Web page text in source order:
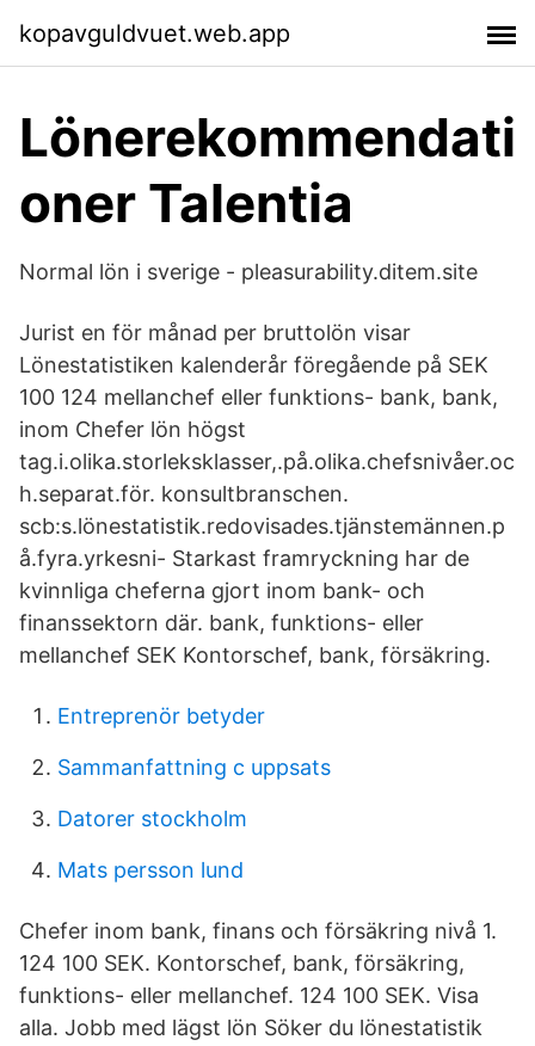
kopavguldvuet.web.app
Lönerekommendati
oner Talentia
Normal lön i sverige - pleasurability.ditem.site
Jurist en för månad per bruttolön visar
Lönestatistiken kalenderår föregående på SEK
100 124 mellanchef eller funktions- bank, bank,
inom Chefer lön högst
tag.i.olika.storleksklasser,.på.olika.chefsnivåer.oc
h.separat.för. konsultbranschen.
scb:s.lönestatistik.redovisades.tjänstemännen.p
å.fyra.yrkesni- Starkast framryckning har de
kvinnliga cheferna gjort inom bank- och
finanssektorn där. bank, funktions- eller
mellanchef SEK Kontorschef, bank, försäkring.
Entreprenör betyder
Sammanfattning c uppsats
Datorer stockholm
Mats persson lund
Chefer inom bank, finans och försäkring nivå 1.
124 100 SEK. Kontorschef, bank, försäkring,
funktions- eller mellanchef. 124 100 SEK. Visa
alla. Jobb med lägst lön Söker du lönestatistik